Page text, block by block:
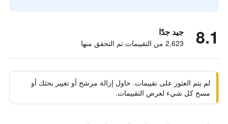
8.1 جيد جدًا
2,623 من التقييمات تم التحقق منها
لم يتم العثور على تقييمات. حاول إزالة مرشح أو تغيير بحثك أو
مسح كل شيء لعرض التقييمات.